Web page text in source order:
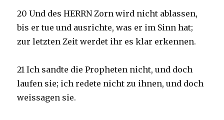
20 Und des HERRN Zorn wird nicht ablassen,
bis er tue und ausrichte, was er im Sinn hat;
zur letzten Zeit werdet ihr es klar erkennen.
21 Ich sandte die Propheten nicht, und doch
laufen sie; ich redete nicht zu ihnen, und doch
weissagen sie.